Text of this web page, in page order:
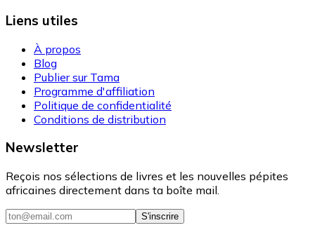
Liens utiles
À propos
Blog
Publier sur Tama
Programme d'affiliation
Politique de confidentialité
Conditions de distribution
Newsletter
Reçois nos sélections de livres et les nouvelles pépites
africaines directement dans ta boîte mail.
S'inscrire